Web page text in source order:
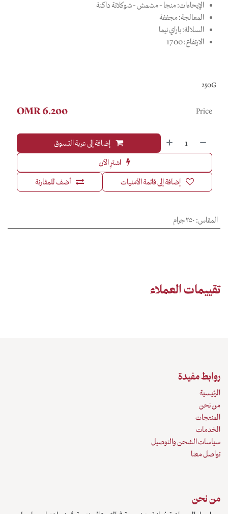
الإيحاءات: منجا - مشمش - شوكلاتة داكنة
المعالجة: مجففة
السلالة: باراي نيما
الارتفاع: 1700
250G
إضافة إلى عربة التسوق
اشترِ الآن
أضف للمقارنة إضافة إلى قائمة الأمنيات
Price
6.200
المقاس: ٢٥٠ جرام
تقييمات العملاء
روابط مفيدة
الرئيسية
من نحن
المنتجات
الخدمات
سياسات الشحن والتوصيل
تواصل معنا
من نحن